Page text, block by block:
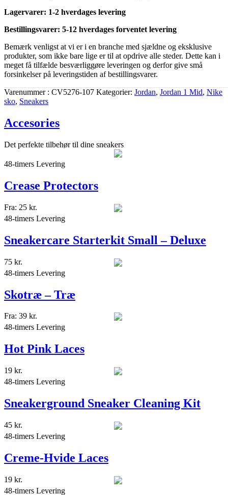
Lagervarer: 1-2 hverdages levering
Bestillingsvarer: 5-12 hverdages forventet levering
Bemærk venligst at vi er i en branche med sjældne og eksklusive
produkter, som ikke bare lige er til at opdrive alle steder. Dette kan i
meget få tilfælde besværliggøre leveringen og derfor give små
forsinkelser på leveringstiden af bestillingsvarer.
Varenummer CV5276-107 Kategorier Jordan, Jordan 1 Mid, Nike
sko, Sneakers
Accesories
Det perfekte tilbehør til dine sneakers
48-timers Levering
Crease Protectors
Fra: 25 kr.
48-timers Levering
Sneakercare Starterkit Small – Deluxe
75 kr.
48-timers Levering
Skotræ – Træ
Fra: 39 kr.
48-timers Levering
Hot Pink Laces
19 kr.
48-timers Levering
Sneakerground Sneaker Cleaning Kit
45 kr.
48-timers Levering
Creme-Hvide Laces
19 kr.
48-timers Levering